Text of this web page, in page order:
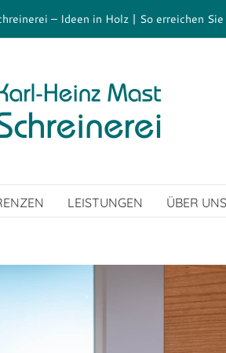
– Ideen in Holz | So erreichen
LEISTUNGEN ÜBER UNS